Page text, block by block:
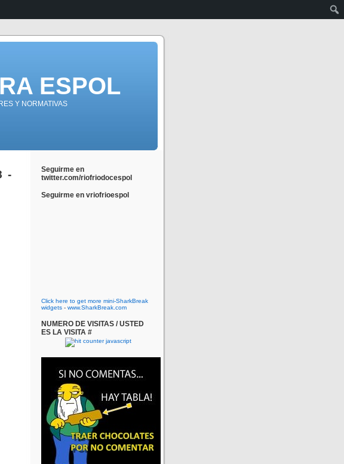
ESPOL
Y NORMATIVAS
-
Seguirme en
twitter.com/riofriodocespol
Seguirme en vriofrioespol
Click here to get more mini-SharkBreak
widgets - www.SharkBreak.com
NUMERO DE VISITAS / USTED
ES LA VISITA #